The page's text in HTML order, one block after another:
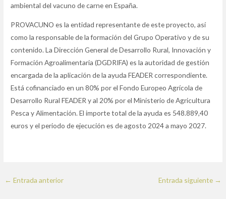
ambiental del vacuno de carne en España.
PROVACUNO es la entidad representante de este proyecto, así
como la responsable de la formación del Grupo Operativo y de su
contenido. La Dirección General de Desarrollo Rural, Innovación y
Formación Agroalimentaria (DGDRIFA) es la autoridad de gestión
encargada de la aplicación de la ayuda FEADER correspondiente.
Está cofinanciado en un 80% por el Fondo Europeo Agrícola de
Desarrollo Rural FEADER y al 20% por el Ministerio de Agricultura
Pesca y Alimentación. El importe total de la ayuda es 548.889,40
euros y el periodo de ejecución es de agosto 2024 a mayo 2027.
← Entrada anterior Entrada siguiente →